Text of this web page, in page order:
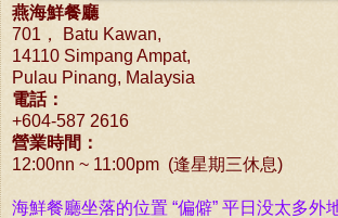
燕海鮮餐廳
701， Batu Kawan,
14110 Simpang Ampat,
Pulau Pinang, Malaysia
電話：
+604-587 2616
營業時間：
12:00nn ~ 11:00pm (逢星期三休息)
海鮮餐廳坐落的位置 “偏僻” 平日没太多外